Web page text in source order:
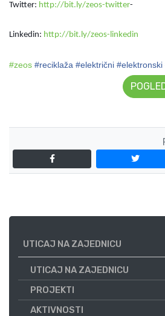
Twitter: http://bit.ly/zeos-twitter-
Linkedin: http://bit.ly/zeos-linkedin
#zeos #reciklaža #električni
UTICAJ NA ZAJEDNICU
UTICAJ NA ZAJEDNICU
PROJEKTI
AKTIVNOSTI